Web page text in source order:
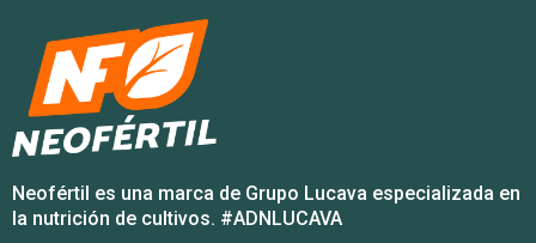
Neofértil es una marca de Grupo Lucava especializada en
la nutrición de cultivos. #ADNLUCAVA